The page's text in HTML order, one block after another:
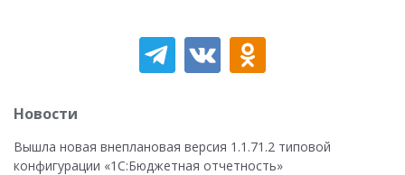
Новости
Вышла новая внеплановая версия 1.1.71.2 типовой
конфигурации «1C:Бюджетная отчетность»